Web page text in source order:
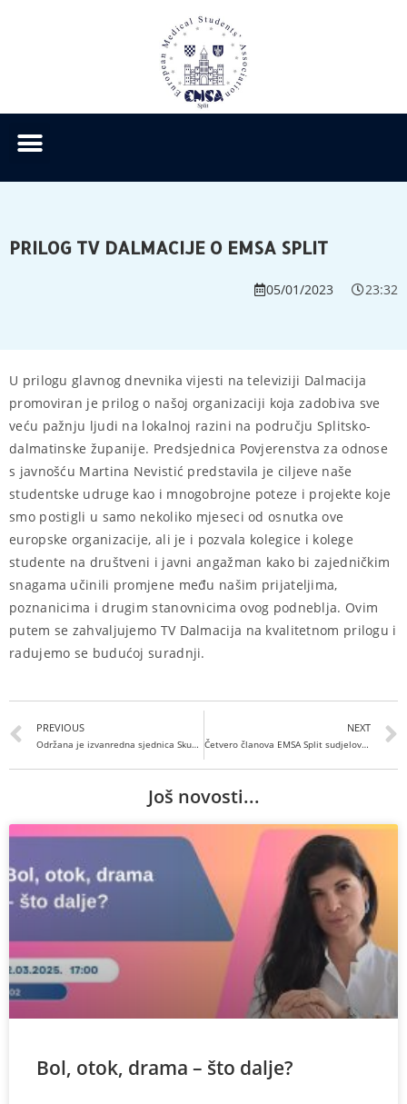
PRILOG TV DALMACIJE O EMSA SPLIT
05/01/2023 23:32
U prilogu glavnog dnevnika vijesti na televiziji Dalmacija
promoviran je prilog o našoj organizaciji koja zadobiva sve
veću pažnju ljudi na lokalnoj razini na području Splitsko-
dalmatinske županije. Predsjednica Povjerenstva za odnose
s javnošću Martina Nevistić predstavila je ciljeve naše
studentske udruge kao i mnogobrojne poteze i projekte koje
smo postigli u samo nekoliko mjeseci od osnutka ove
europske organizacije, ali je i pozvala kolegice i kolege
studente na društveni i javni angažman kako bi zajedničkim
snagama učinili promjene među našim prijateljima,
poznanicima i drugim stanovnicima ovog podneblja. Ovim
putem se zahvaljujemo TV Dalmacija na kvalitetnom prilogu i
radujemo se budućoj suradnji.
PREVIOUS
Održana je izvanredna sjednica Skupštine EMSA Split
NEXT
Četvero članova EMSA Split sudjelovalo na kongresu u Sloveniji
Još novosti...
Bol, otok, drama – što dalje?